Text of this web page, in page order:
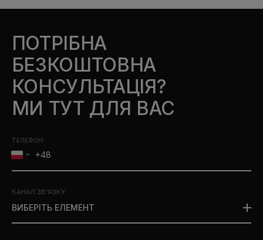
ПОТРІБНА
БЕЗКОШТОВНА
КОНСУЛЬТАЦІЯ?
МИ ТУТ ДЛЯ ВАС
ТЕЛЕФОН:
КАНАЛ ЗВ'ЯЗКУ:
ВИБЕРІТЬ ЕЛЕМЕНТ